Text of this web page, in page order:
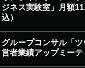
ジネス実験室」月額
込）
グループコンサル「
営者業績アップミーテ